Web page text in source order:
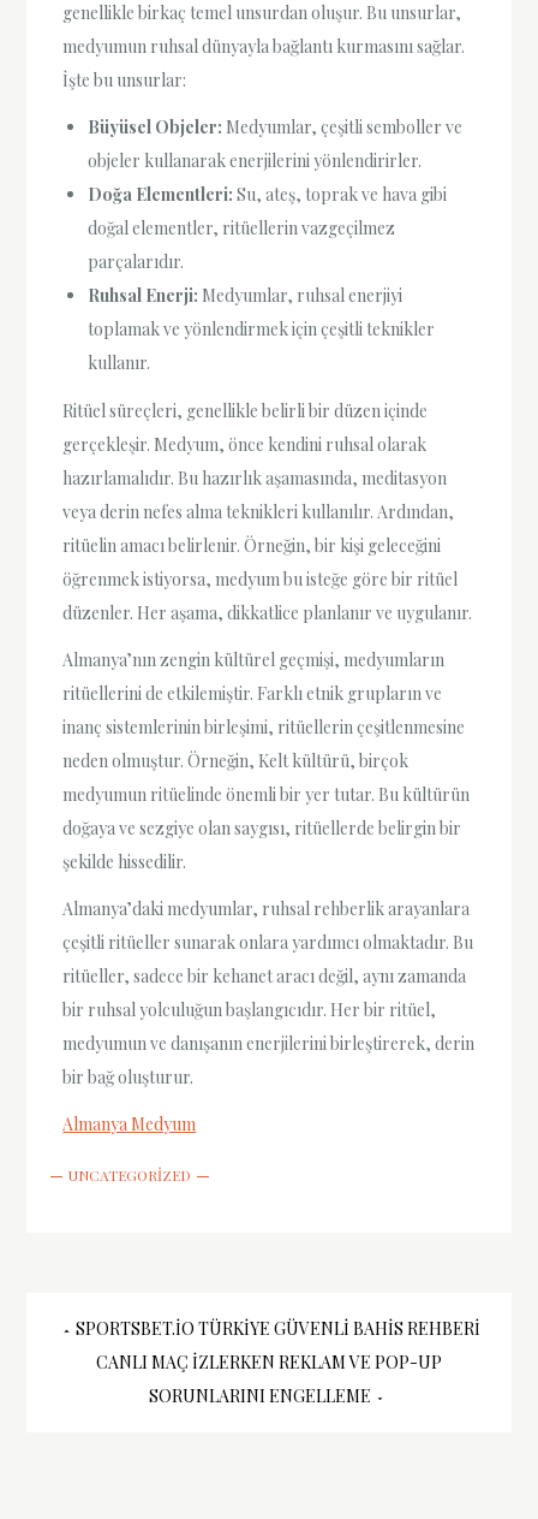
genellikle birkaç temel unsurdan oluşur. Bu unsurlar,
medyumun ruhsal dünyayla bağlantı kurmasını sağlar.
İşte bu unsurlar:
Büyüsel Objeler: Medyumlar, çeşitli semboller ve
objeler kullanarak enerjilerini yönlendirirler.
Doğa Elementleri: Su, ateş, toprak ve hava gibi
doğal elementler, ritüellerin vazgeçilmez
parçalarıdır.
Ruhsal Enerji: Medyumlar, ruhsal enerjiyi
toplamak ve yönlendirmek için çeşitli teknikler
kullanır.
Ritüel süreçleri, genellikle belirli bir düzen içinde
gerçekleşir. Medyum, önce kendini ruhsal olarak
hazırlamalıdır. Bu hazırlık aşamasında, meditasyon
veya derin nefes alma teknikleri kullanılır. Ardından,
ritüelin amacı belirlenir. Örneğin, bir kişi geleceğini
öğrenmek istiyorsa, medyum bu isteğe göre bir ritüel
düzenler. Her aşama, dikkatlice planlanır ve uygulanır.
Almanya’nın zengin kültürel geçmişi, medyumların
ritüellerini de etkilemiştir. Farklı etnik grupların ve
inanç sistemlerinin birleşimi, ritüellerin çeşitlenmesine
neden olmuştur. Örneğin, Kelt kültürü, birçok
medyumun ritüelinde önemli bir yer tutar. Bu kültürün
doğaya ve sezgiye olan saygısı, ritüellerde belirgin bir
şekilde hissedilir.
Almanya’daki medyumlar, ruhsal rehberlik arayanlara
çeşitli ritüeller sunarak onlara yardımcı olmaktadır. Bu
ritüeller, sadece bir kehanet aracı değil, aynı zamanda
bir ruhsal yolculuğun başlangıcıdır. Her bir ritüel,
medyumun ve danışanın enerjilerini birleştirerek, derin
bir bağ oluşturur.
Almanya Medyum
UNCATEGORIZED
Yazı
gezinmesi
SPORTSBET.IO TÜRKIYE GÜVENLI BAHIS REHBERI
CANLI MAÇ IZLERKEN REKLAM VE POP-UP
SORUNLARINI ENGELLEME